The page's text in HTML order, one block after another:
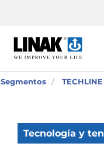
Segmentos TECHLINE
Tecnología y